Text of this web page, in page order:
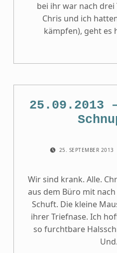
bei ihr war nach drei
Chris und ich
kämpfen), geht es
25.09.2013
25. SEPTEMBER 2013
Wir sind krank. Alle.
aus dem Büro mit
Schuft. Die kleine
ihrer Triefnase. Ich
so furchtbare